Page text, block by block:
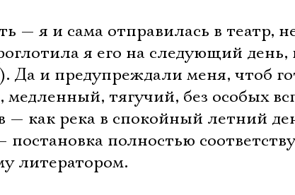
— я и сама отправилась в театр,
я его на следующий день,
Да и предупреждали меня, чтоб
медленный, тягучий, без особых
— как река в спокойный летний
полностью
литератором.